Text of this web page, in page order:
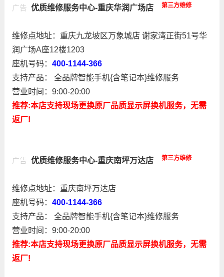
广告 优质维修服务中心-重庆华润广场店 第三方维修
维修点地址：重庆九龙坡区万象城店 谢家湾正街51号华
润广场A座12楼1203
座机号码： 400-1144-366
支持产品： 全品牌智能手机{含笔记本}维修服务
营业时间：9:00-20:00
推荐:本店支持现场更换原厂品质显示屏换机服务，无需
返厂!
广告 优质维修服务中心-重庆南坪万达店 第三方维修
维修点地址：重庆南坪万达店
座机号码： 400-1144-366
支持产品： 全品牌智能手机{含笔记本}维修服务
营业时间：9:00-20:00
推荐:本店支持现场更换原厂品质显示屏换机服务，无需
返厂!